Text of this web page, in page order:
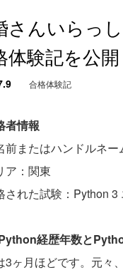
さんいらっ
体験記を公開
合格体験記
情報
前またはハンドルネ
ア：関東
された試験：Python
経歴年数と
3ヶ月ほどです。元々